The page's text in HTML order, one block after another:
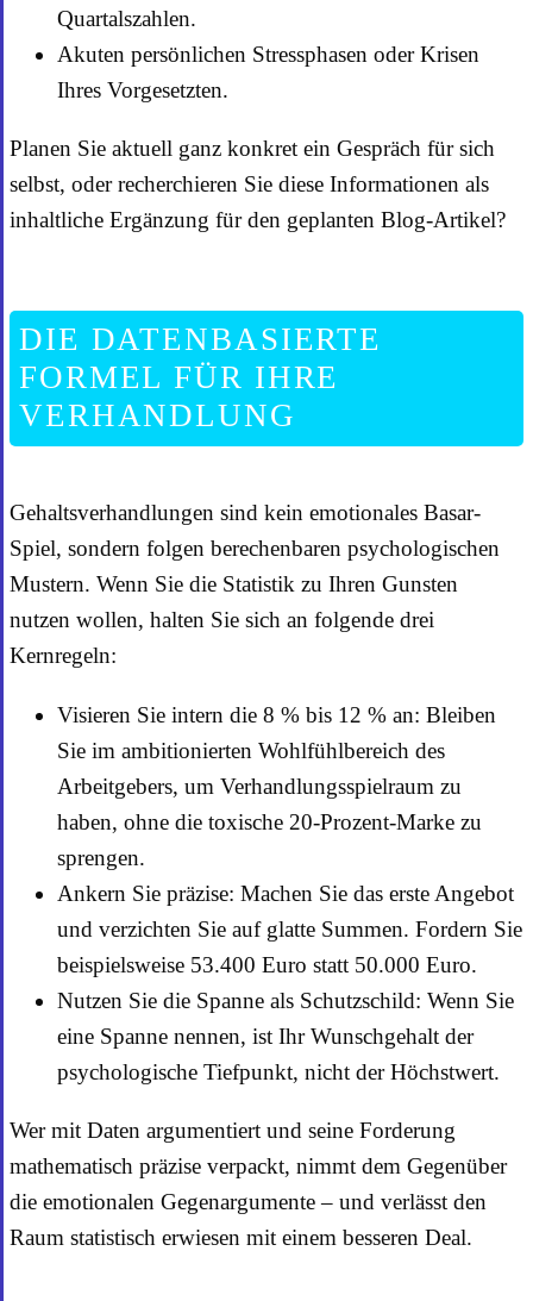
Quartalszahlen.
Akuten persönlichen Stressphasen oder Krisen
Ihres Vorgesetzten.
Planen Sie aktuell ganz konkret ein Gespräch für sich
selbst, oder recherchieren Sie diese Informationen als
inhaltliche Ergänzung für den geplanten Blog-Artikel?
DIE DATENBASIERTE
FORMEL FÜR IHRE
VERHANDLUNG
Gehaltsverhandlungen sind kein emotionales Basar-
Spiel, sondern folgen berechenbaren psychologischen
Mustern. Wenn Sie die Statistik zu Ihren Gunsten
nutzen wollen, halten Sie sich an folgende drei
Kernregeln:
Visieren Sie intern die 8 % bis 12 % an: Bleiben
Sie im ambitionierten Wohlfühlbereich des
Arbeitgebers, um Verhandlungsspielraum zu
haben, ohne die toxische 20-Prozent-Marke zu
sprengen.
Ankern Sie präzise: Machen Sie das erste Angebot
und verzichten Sie auf glatte Summen. Fordern Sie
beispielsweise 53.400 Euro statt 50.000 Euro.
Nutzen Sie die Spanne als Schutzschild: Wenn Sie
eine Spanne nennen, ist Ihr Wunschgehalt der
psychologische Tiefpunkt, nicht der Höchstwert.
Wer mit Daten argumentiert und seine Forderung
mathematisch präzise verpackt, nimmt dem Gegenüber
die emotionalen Gegenargumente – und verlässt den
Raum statistisch erwiesen mit einem besseren Deal.